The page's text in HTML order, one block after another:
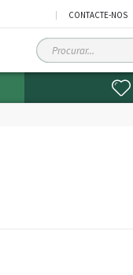
CONTACTE-NOS